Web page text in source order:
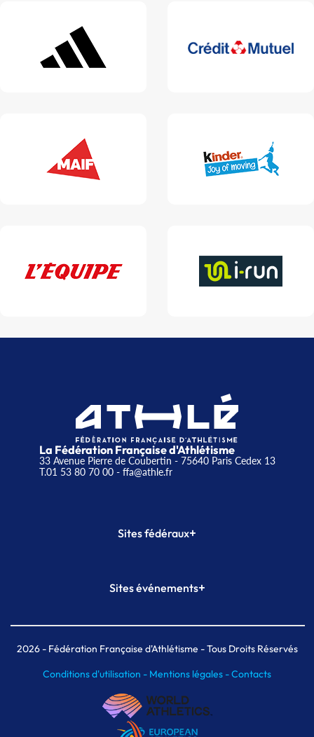
La Fédération Française d'Athlétisme
33 Avenue Pierre de Coubertin - 75640 Paris Cedex 13
T.01 53 80 70 00- ffa@athle.fr
Sites fédéraux+
Plateforme Formation
Sites événements+
Meeting de Paris indoor
MAIF Ekiden de Paris
2026- Fédération Française d'Athlétisme - Tous Droits Réservés
Conditions d'utilisation - Mentions légales -Contacts